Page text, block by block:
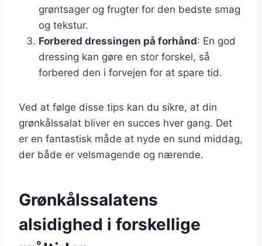
grøntsager og frugter for den bedste smag
og tekstur.
Forbered dressingen på forhånd: En god
dressing kan gøre en stor forskel, så
forbered den i forvejen for at spare tid.
Ved at følge disse tips kan du sikre, at din
grønkålssalat bliver en succes hver gang. Det
er en fantastisk måde at nyde en sund middag,
der både er velsmagende og nærende.
Grønkålssalatens
alsidighed i forskellige